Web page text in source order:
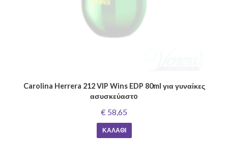
Carolina Herrera 212 VIP Wins EDP 80ml για γυναίκες
ασυσκεύαστo
€ 58,65
ΚΑΛΆΘΙ